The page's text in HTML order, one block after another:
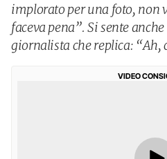
implorato per una foto, non
faceva pena”. Si sente
giornalista che replica: “Ah,
VIDEO